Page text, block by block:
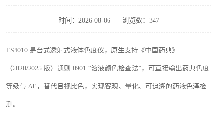
时间：2026-08-06 浏览数：347
TS4010 是台式透射式液体色度仪，原生支持《中国药典》
（2020/2025 版）通则 0901 “溶液颜色检查法”，可直接输出药典色度
等级与 ΔE ，替代目视比色，实现客观、量化、可追溯的药液色泽检
测。
炉温仪维修
行业色差仪